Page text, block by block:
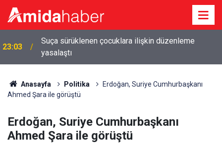
23:03
Suça sürüklenen çocuklara ilişkin düzenleme
yasalaştı
Anasayfa Politika
Erdoğan, Suriye Cumhurbaşkanı
Ahmed Şara ile görüştü
Erdoğan, Suriye Cumhurbaşkanı
Ahmed Şara ile görüştü